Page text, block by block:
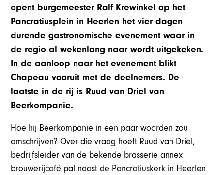
opent burgemeester Ralf Krewinkel op het
Pancratiusplein in Heerlen het vier dagen
durende gastronomische evenement waar in
de regio al wekenlang naar wordt uitgekeken.
In de aanloop naar het evenement blikt
Chapeau vooruit met de deelnemers. De
laatste in de rij is Ruud van Driel van
Beerkompanie.
Hoe hij Beerkompanie in een paar woorden zou
omschrijven? Over die vraag hoeft Ruud van Driel,
bedrijfsleider van de bekende brasserie annex
brouwerijcafé pal naast de Pancratiuskerk in Heerlen